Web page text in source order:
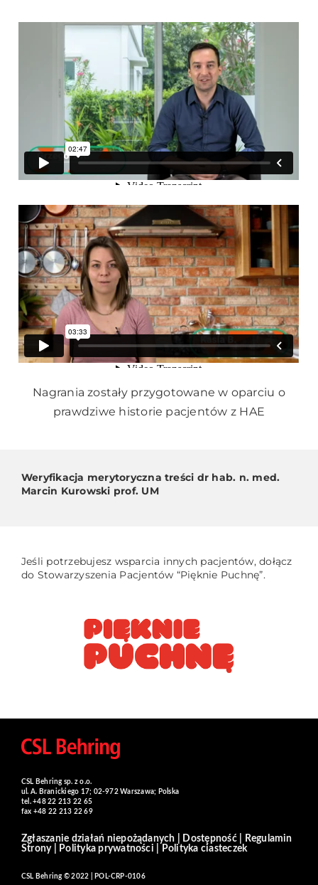
Nagrania zostały przygotowane w oparciu o
prawdziwe historie pacjentów z HAE
Weryfikacja merytoryczna treści dr hab. n. med.
Marcin Kurowski prof. UM
Jeśli potrzebujesz wsparcia innych pacjentów, dołącz
do Stowarzyszenia Pacjentów “Pięknie Puchnę”.
CSL Behring sp. z o.o.
ul. A. Branickiego 17; 02-972 Warszawa; Polska
tel. +48 22 213 22 65
fax +48 22 213 22 69
Zgłaszanie działań niepożądanych Dostępność|
Regulamin
Strony| Polityka prywatności Polityka ciasteczek
CSL Behring © 2022 | POL-CRP-0106